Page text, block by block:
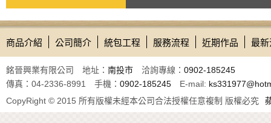
商品介紹 公司簡介 統包工程 服務流程 近期作品 最
銘晉興業有限公司 地址： 南投市 洽詢專線： 0902-185245
傳真：04-2336-8991 手機： 0902-185245 E-mail:
CopyRight © 2015 所有版權未經本公司合法授權任意複制 版權必究